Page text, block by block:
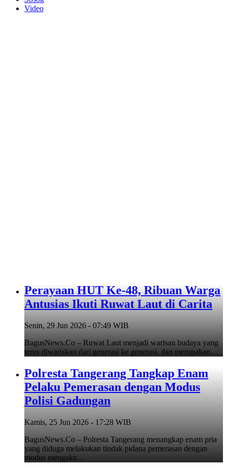
Video
Perayaan HUT Ke-48, Ribuan Warga
Antusias Ikuti Ruwat Laut di Carita
Senin, 29 Jun 2026 - 07:49 WIB
BagusNews.Co – Ruwat Laut menjadi warisan budaya yang
terus diwariskan dari generasi ke generasi, dan merupakan…
Polresta Tangerang Tangkap Enam
Pelaku Pemerasan dengan Modus
Polisi Gadungan
Kamis, 25 Jun 2026 - 17:28 WIB
BagusNews.Co – Polresta Tangerang menangkap enam pria
yang diduga melakukan tindak pidana pemerasan dengan
modus mengaku…